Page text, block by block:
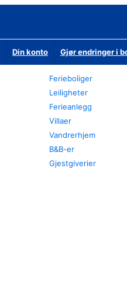
Din konto Gjør endringer i
Ferieboliger
Leiligheter
Ferieanlegg
Villaer
Vandrerhjem
B&B-er
Gjestgiverier